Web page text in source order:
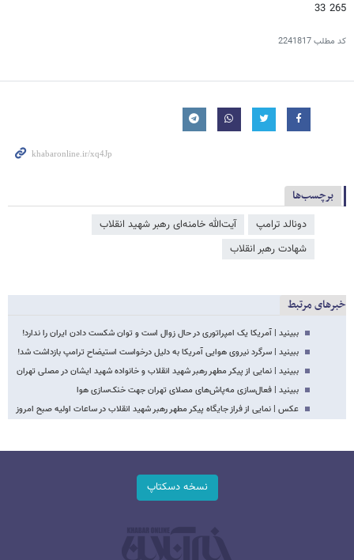
265 33
کد مطلب2241817
برچسب‌ها
دونالد ترامپ
آیت‌الله خامنه‌ای رهبر شهید انقلاب
شهادت رهبر انقلاب
خبرهای مرتبط
ببینید | آمریکا یک امپراتوری در حال زوال است و توان شکست دادن ایران را ندارد!
ببینید | سرگرد نیروی هوایی آمریکا به دلیل درخواست استیضاح ترامپ بازداشت شد!
ببینید | نمایی از پیکر مطهر رهبر شهید انقلاب و خانواده شهید ایشان در مصلی تهران
ببینید | فعال‌سازی مه‌پاش‌های مصلای تهران جهت خنک‌سازی هوا
عکس | نمایی از فراز جایگاه پیکر مطهر رهبر شهید انقلاب در ساعات اولیه صبح امروز
نسخه دسکتاپ